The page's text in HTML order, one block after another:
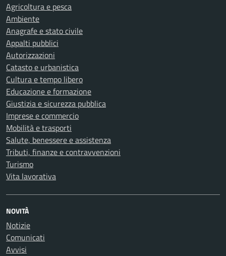
Agricoltura e pesca
Ambiente
Anagrafe e stato civile
Appalti pubblici
Autorizzazioni
Catasto e urbanistica
Cultura e tempo libero
Educazione e formazione
Giustizia e sicurezza pubblica
Imprese e commercio
Mobilità e trasporti
Salute, benessere e assistenza
Tributi, finanze e contravvenzioni
Turismo
Vita lavorativa
NOVITÀ
Notizie
Comunicati
Avvisi